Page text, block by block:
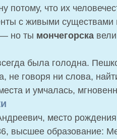
потому, что их
с живыми существами
— но ты мончегорска
была голодна.
не говоря ни слова,
и умчалась,
место рождения:
высшее образование: